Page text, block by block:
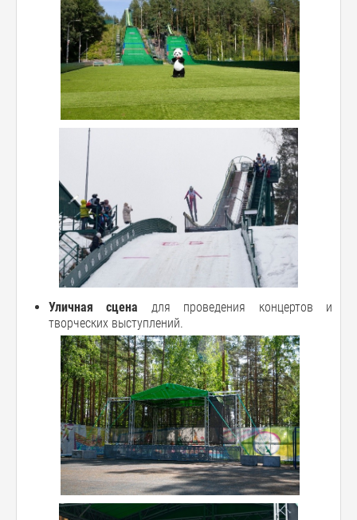
Уличная сцена для проведения концертов и
творческих выступлений.